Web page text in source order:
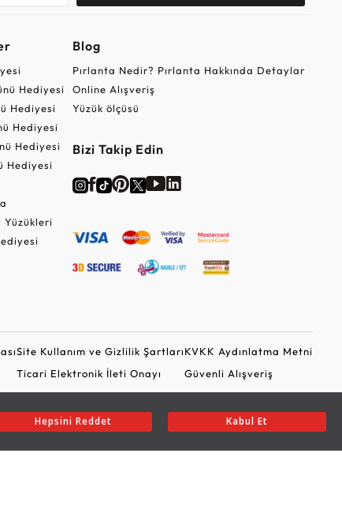
Hepsini Reddet Kabul Et
Hediyesi
Hediyesi
Hediyesi
Hediyesi
Hediyesi
Yüzükleri
Blog
Pırlanta Nedir? Pırlanta Hakkında Detaylar
Online Alışveriş
Yüzük ölçüsü
Bizi Takip Edin
Site Kullanım ve Gizlilik Şartları
Ticari Elektronik İleti Onayı
KVKK Aydınlatma Metni
Güvenli Alışveriş